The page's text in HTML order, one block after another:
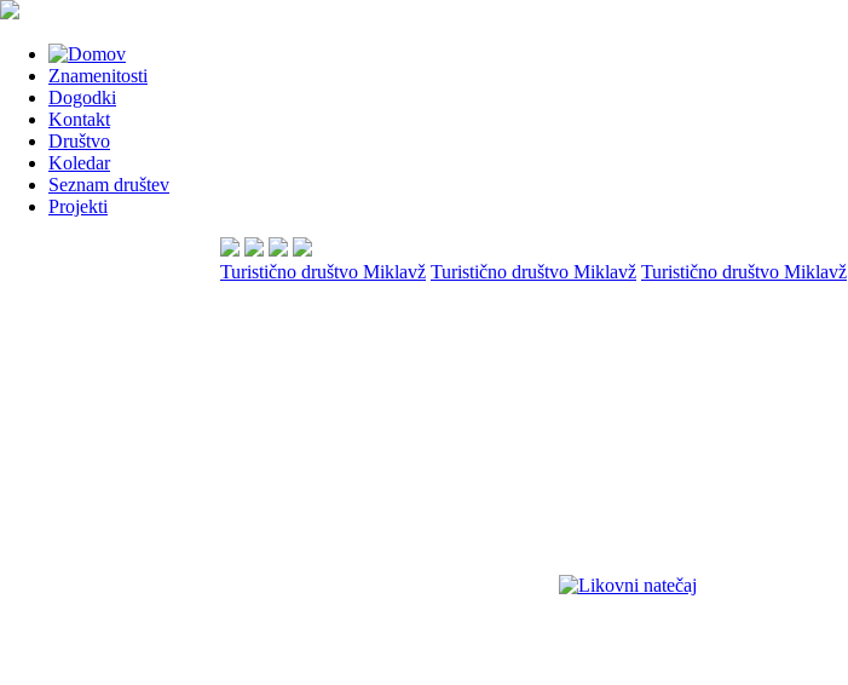
Znamenitosti
Dogodki
Kontakt
Društvo
Koledar
Seznam društev
Projekti
Turistično društvo Miklavž Turistično društvo Miklavž Turistično društvo Miklavž